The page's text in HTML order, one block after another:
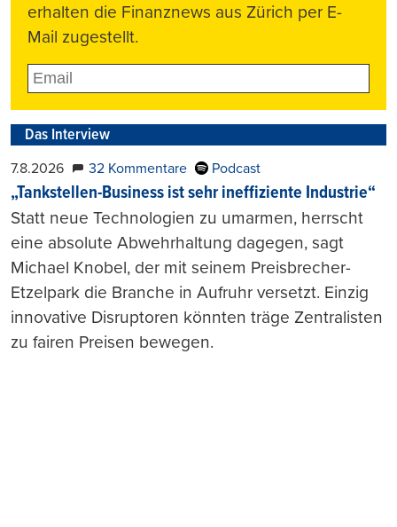
erhalten die Finanznews aus Zürich per E-
Mail zugestellt.
Das Interview
7.8.2026 32 Kommentare Podcast
„Tankstellen-Business ist sehr ineffiziente Industrie“
Statt neue Technologien zu umarmen, herrscht
eine absolute Abwehrhaltung dagegen, sagt
Michael Knobel, der mit seinem Preisbrecher-
Etzelpark die Branche in Aufruhr versetzt. Einzig
innovative Disruptoren könnten träge Zentralisten
zu fairen Preisen bewegen.